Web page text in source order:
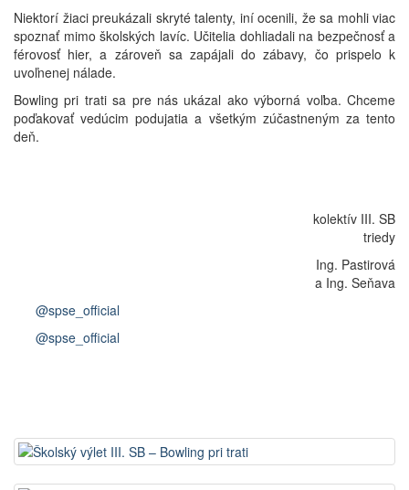
Niektorí žiaci preukázali skryté talenty, iní ocenili, že sa mohli viac
spoznať mimo školských lavíc. Učitelia dohliadali na bezpečnosť a
férovosť hier, a zároveň sa zapájali do zábavy, čo prispelo k
uvoľnenej nálade.
Bowling pri trati sa pre nás ukázal ako výborná voľba. Chceme
poďakovať vedúcim podujatia a všetkým zúčastneným za tento
deň.
kolektív III. SB
triedy
Ing. Pastirová
a Ing. Seňava
@spse_official
@spse_official